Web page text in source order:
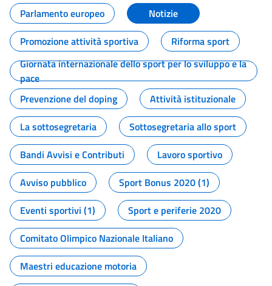
Parlamento europeo
Notizie
Promozione attività sportiva
Riforma sport
Giornata internazionale dello sport per lo sviluppo e la
pace
Prevenzione del doping
Attività istituzionale
La sottosegretaria
Sottosegretaria allo sport
Bandi Avvisi e Contributi
Lavoro sportivo
Avviso pubblico
Sport Bonus 2020 (1)
Eventi sportivi (1)
Sport e periferie 2020
Comitato Olimpico Nazionale Italiano
Maestri educazione motoria